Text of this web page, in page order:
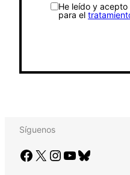
He leído y
para el
Síguenos
Facebook X Instagram YouTube Bluesky